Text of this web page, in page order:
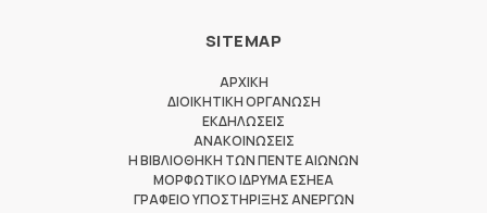
SITEMAP
ΑΡΧΙΚΗ
ΔΙΟΙΚΗΤΙΚΗ ΟΡΓΑΝΩΣΗ
ΕΚΔΗΛΩΣΕΙΣ
ΑΝΑΚΟΙΝΩΣΕΙΣ
Η ΒΙΒΛΙΟΘΗΚΗ ΤΩΝ ΠΕΝΤΕ ΑΙΩΝΩΝ
ΜΟΡΦΩΤΙΚΟ ΙΔΡΥΜΑ ΕΣΗΕΑ
ΓΡΑΦΕΙΟ ΥΠΟΣΤΗΡΙΞΗΣ ΑΝΕΡΓΩΝ